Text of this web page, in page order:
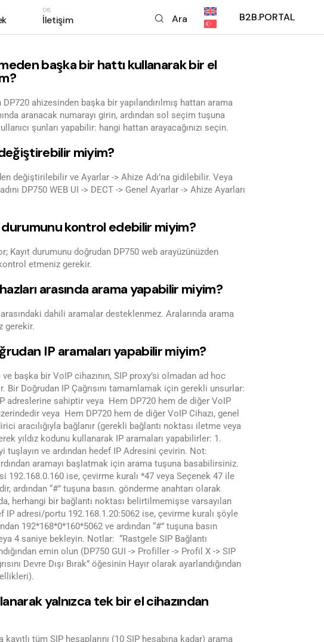
Eğitimleri
Destek Talep Formu
İletişim
İletişim
Ara B2B.PORTAL
Sertifika Eğitimleri
Güncellemeler
başka bir hattı kullanarak bir el
ahizesinden başka bir yapılandırılmış hattan arama
aranacak numarayı girin, ardından sol seçim tuşuna
şunları yapabilir: hangi hattan arayacağınızı seçin.
miyim?
değiştirilebilir ve Ayarlar -> Ahize Adı’na gidilebilir. Veya
DP750 WEB UI -> DECT -> Genel Ayarlar -> Ahize Ayarları
durumunu kontrol edebilir miyim?
Kayıt durumunu doğrudan DP750 web arayüzünüzden
etmeniz gerekir.
arasında arama yapabilir miyim?
dahili aramalar desteklenmez. Aralarında arama
gerekir.
IP aramaları yapabilir miyim?
başka bir VoIP cihazının, SIP proxy’si olmadan ad hoc
Bir Doğrudan IP Çağrısını tamamlamak için gerekli unsurlar:
adreslerine sahiptir veya Hem DP720 hem de diğer VoIP
veya Hem DP720 hem de diğer VoIP Cihazı, genel
aracılığıyla bağlanır (gerekli bağlantı noktası iletme veya
yıldız kodunu kullanarak IP aramaları yapabilirler: 1.
tuşlayın ve ardından hedef IP Adresini çevirin. Not:
aramayı başlatmak için arama tuşuna basabilirsiniz.
192.168.0.160 ise, çevirme kuralı *47 veya Seçenek 47 ile
ardından “#” tuşuna basın. gönderme anahtarı olarak
herhangi bir bağlantı noktası belirtilmemişse varsayılan
IP adresi/portu 192.168.1.20:5062 ise, çevirme kuralı şöyle
192*168*0*160*5062 ve ardından “#” tuşuna basın
4 saniye bekleyin. Notlar: “Rastgele SIP Bağlantı
emin olun (DP750 GUI -> Profiller -> Profil X -> SIP
Devre Dışı Bırak” öğesinin Hayır olarak ayarlandığından
yalnızca tek bir el cihazından
tüm SIP hesaplarını (10 SIP hesabına kadar) arama